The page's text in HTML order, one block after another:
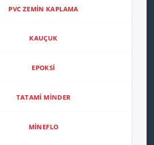
PVC ZEMİN KAPLAMA
KAUÇUK
EPOKSİ
TATAMİ MİNDER
MİNEFLO